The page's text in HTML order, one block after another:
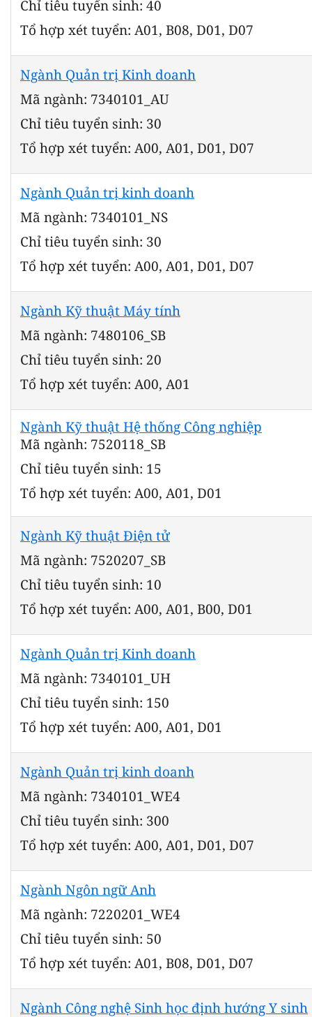
Chỉ tiêu tuyển sinh: 40
Tổ hợp xét tuyển: A01, B08, D01, D07
Ngành Quản trị Kinh doanh
Mã ngành: 7340101_AU
Chỉ tiêu tuyển sinh: 30
Tổ hợp xét tuyển: A00, A01, D01, D07
Ngành Quản trị kinh doanh
Mã ngành: 7340101_NS
Chỉ tiêu tuyển sinh: 30
Tổ hợp xét tuyển: A00, A01, D01, D07
Ngành Kỹ thuật Máy tính
Mã ngành: 7480106_SB
Chỉ tiêu tuyển sinh: 20
Tổ hợp xét tuyển: A00, A01
Ngành Kỹ thuật Hệ thống Công nghiệp
Mã ngành: 7520118_SB
Chỉ tiêu tuyển sinh: 15
Tổ hợp xét tuyển: A00, A01, D01
Ngành Kỹ thuật Điện tử
Mã ngành: 7520207_SB
Chỉ tiêu tuyển sinh: 10
Tổ hợp xét tuyển: A00, A01, B00, D01
Ngành Quản trị Kinh doanh
Mã ngành: 7340101_UH
Chỉ tiêu tuyển sinh: 150
Tổ hợp xét tuyển: A00, A01, D01
Ngành Quản trị kinh doanh
Mã ngành: 7340101_WE4
Chỉ tiêu tuyển sinh: 300
Tổ hợp xét tuyển: A00, A01, D01, D07
Ngành Ngôn ngữ Anh
Mã ngành: 7220201_WE4
Chỉ tiêu tuyển sinh: 50
Tổ hợp xét tuyển: A01, B08, D01, D07
Ngành Công nghệ Sinh học định hướng Y sinh